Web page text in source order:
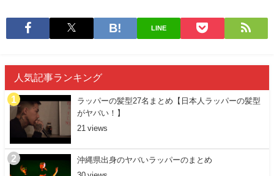
LINE
人気記事ランキング
ラッパーの髪型27名まとめ【日本人ラッパーの髪型
がヤバい！】
21
沖縄県出身のヤバいラッパーのまとめ